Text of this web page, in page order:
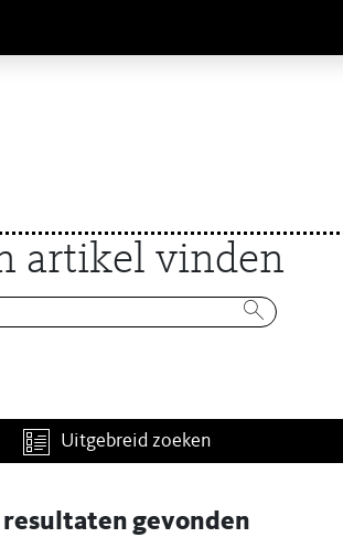
artikel vinden
Uitgebreid zoeken
resultaten gevonden